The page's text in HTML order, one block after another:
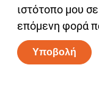
ιστότοπο μου
επόμενη φορά